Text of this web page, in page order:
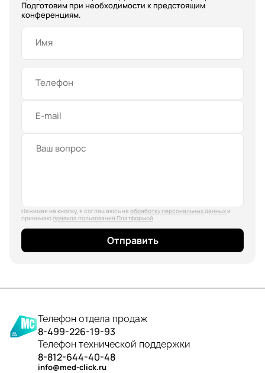
Подготовим при необходимости к предстоящим
конференциям.
Имя
Телефон
E-mail
Нажимая на кнопку, я соглашаюсь на обработку персональных данных и
принимаю правила пользования Платформой
Отправить
Телефон отдела продаж
8-499-226-19-93
Телефон технической поддержки
8-812-644-40-48
info@med-click.ru